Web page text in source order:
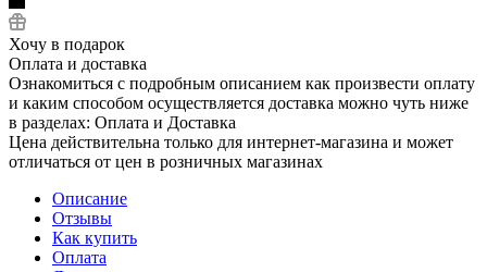
Хочу в подарок
Оплата и доставка
Ознакомиться с подробным описанием как произвести оплату
и каким способом осуществляется доставка можно чуть ниже
в разделах: Оплата и Доставка
Цена действительна только для интернет-магазина и может
отличаться от цен в розничных магазинах
Описание
Отзывы
Как купить
Оплата